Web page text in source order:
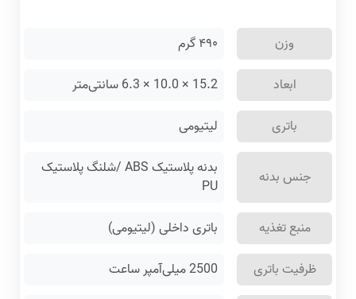
وزن ۴۹۰گرم
ابعاد
15.2 × 10.0 × 6.3 سانتی‌متر
باتری
لیتیومی
جنس بدنه
بدنه پلاستیک ABS /شلنگ پلاستیک
PU
منبع تغذیه
باتری داخلی (لیتیومی)
ظرفیت باتری
2500 میلی‌آمپر ساعت